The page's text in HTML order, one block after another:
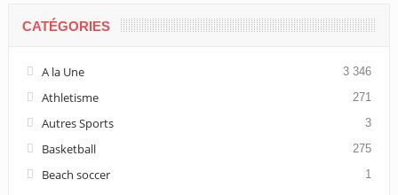
CATÉGORIES
A la Une 3 346
Athletisme 271
Autres Sports 3
Basketball 275
Beach soccer 1